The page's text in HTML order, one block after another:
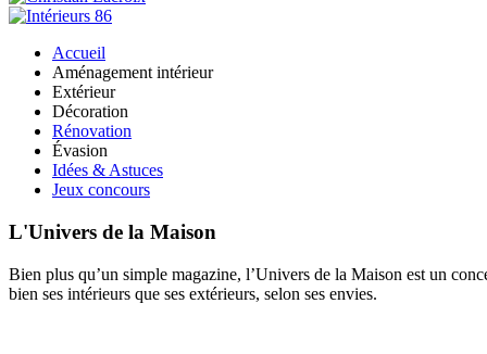
Accueil
Aménagement intérieur
Extérieur
Décoration
Rénovation
Évasion
Idées & Astuces
Jeux concours
L'Univers de la Maison
Bien plus qu’un simple magazine, l’Univers de la Maison est un
bien ses intérieurs que ses extérieurs, selon ses envies.